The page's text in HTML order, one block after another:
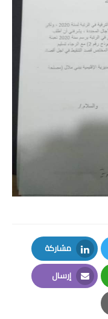
بعد
مشاركة
LinkedIn
إرسال
Email